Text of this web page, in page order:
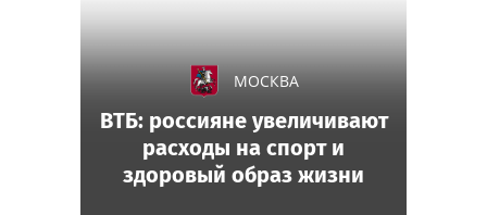
МОСКВА
ВТБ: россияне увеличивают
расходы на спорт и
здоровый образ жизни